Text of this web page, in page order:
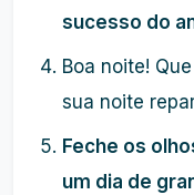
sucesso do
Boa noite!
sua noite
Feche os
um dia de